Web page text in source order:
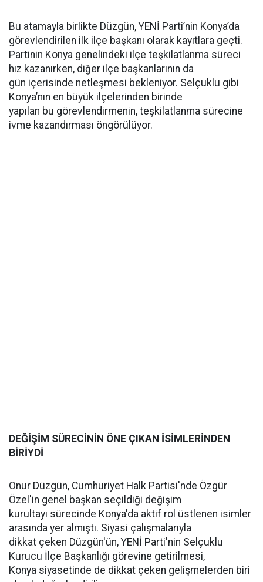
Bu atamayla birlikte Düzgün, YENİ Parti’nin Konya’da
görevlendirilen ilk ilçe başkanı olarak kayıtlara geçti.
Partinin Konya genelindeki ilçe teşkilatlanma süreci
hız kazanırken, diğer ilçe başkanlarının da
gün içerisinde netleşmesi bekleniyor. Selçuklu gibi
Konya’nın en büyük ilçelerinden birinde
yapılan bu görevlendirmenin, teşkilatlanma sürecine
ivme kazandırması öngörülüyor.
DEĞİŞİM SÜRECİNİN ÖNE ÇIKAN İSİMLERİNDEN
BİRİYDİ
Onur Düzgün, Cumhuriyet Halk Partisi'nde Özgür
Özel'in genel başkan seçildiği değişim
kurultayı sürecinde Konya'da aktif rol üstlenen isimler
arasında yer almıştı. Siyasi çalışmalarıyla
dikkat çeken Düzgün'ün, YENİ Parti'nin Selçuklu
Kurucu İlçe Başkanlığı görevine getirilmesi,
Konya siyasetinde de dikkat çeken gelişmelerden biri